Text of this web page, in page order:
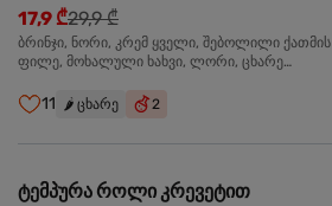
17,9 ₾29,9 ₾
ბრინჯი, ნორი, კრემ ყველი, შებოლილი ქათმის
ფილე, მოხალული ხახვი, ლორი, ცხარე
11 🌶️ ცხარე 2
ტემპურა როლი კრევეტით